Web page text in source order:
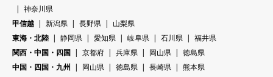
神奈川県
甲信越
新潟県 長野県
山梨県
東海・北陸
静岡県 愛知県 岐阜県 石川県
福井県
関西・中国・四国
京都府 兵庫県 岡山県
徳島県
中国・四国・九州
岡山県 徳島県 長崎県 熊本県